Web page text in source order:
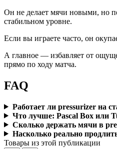
Он не делает мячи новыми, но
стабильном уровне.
Если вы играете часто, он
А главное — избавляет от
прямо по ходу матча.
FAQ
Работает ли pressurizer на
Что лучше: Pascal Box или
Сколько держать мячи в
Насколько реально
Товары из этой публикации